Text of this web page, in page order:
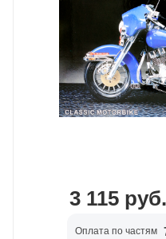
3 115 руб.
Оплата по частям